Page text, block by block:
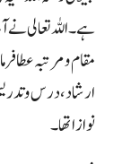
ہے ۔ اللہ تعالی
مقام و مرتبہ عطا
ارشاد، درس و
نوازا تھا۔